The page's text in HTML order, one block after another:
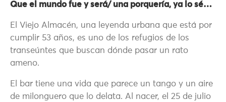
Que el mundo fue y será/ una porquería, ya lo sé…
El Viejo Almacén, una leyenda urbana que está por
cumplir 53 años, es uno de los refugios de los
transeúntes que buscan dónde pasar un rato
ameno.
El bar tiene una vida que parece un tango y un aire
de milonguero que lo delata. Al nacer, el 25 de julio